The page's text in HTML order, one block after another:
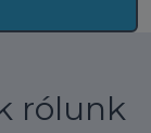
rólunk